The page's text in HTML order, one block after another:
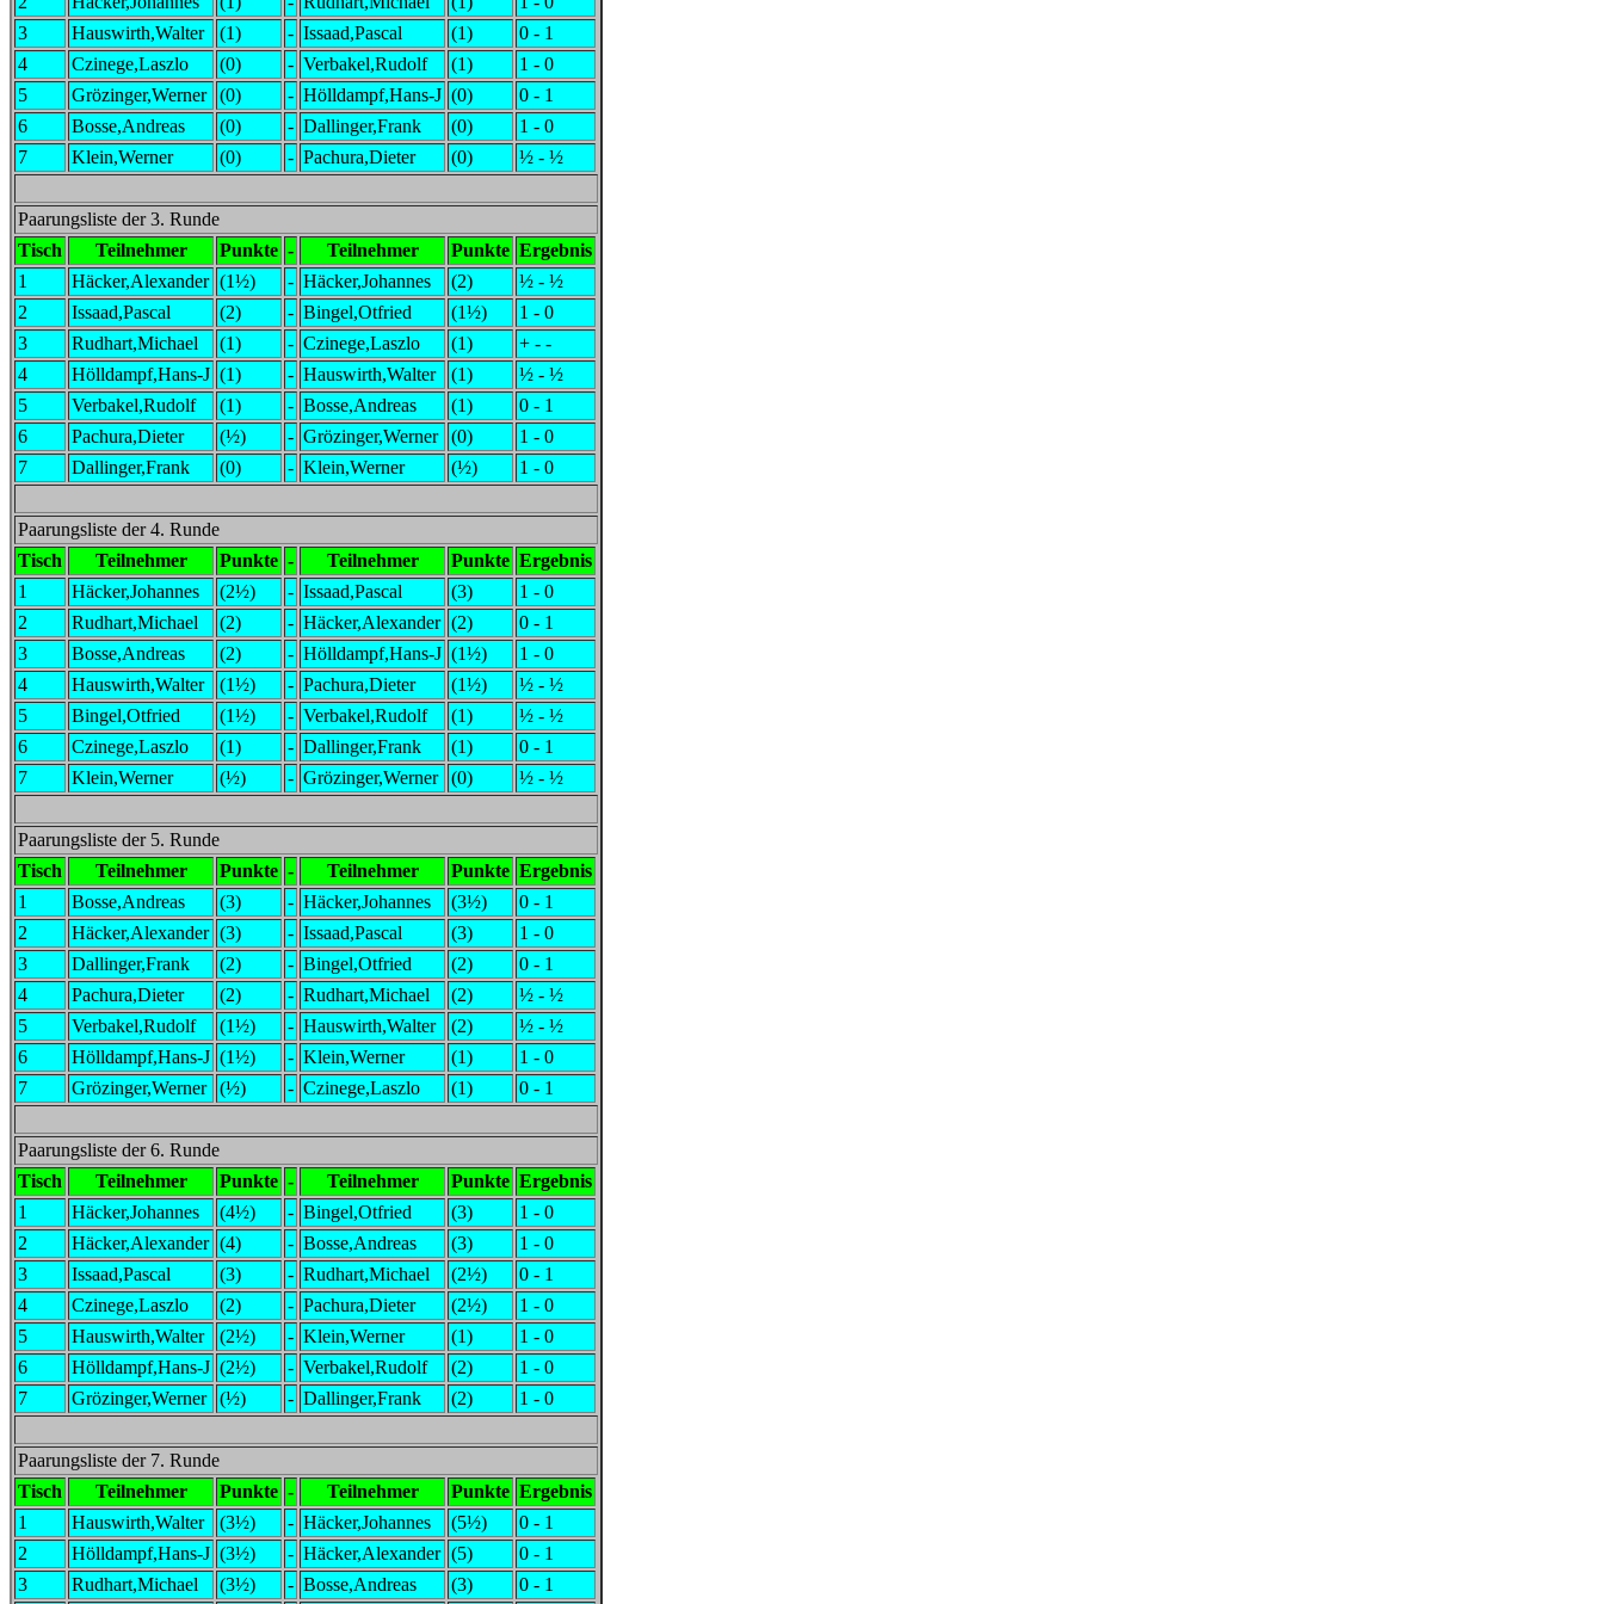
3
Hauswirth,Walter (1) - Issaad,Pascal (1)
0 - 1
4
Czinege,Laszlo (0) - Verbakel,Rudolf (1)
1 - 0
5
Grözinger,Werner (0) - Hölldampf,Hans-J (0)
0 - 1
6
Bosse,Andreas (0) - Dallinger,Frank (0)
1 - 0
7
Klein,Werner (0) - Pachura,Dieter (0) ½ - ½
Paarungsliste der 3. Runde
Tisch
Teilnehmer Punkte - Teilnehmer Punkte Ergebnis
1
Häcker,Alexander (1½) - Häcker,Johannes (2)
½ - ½
2
Issaad,Pascal (2) - Bingel,Otfried (1½)
1 - 0
3
Rudhart,Michael (1) - Czinege,Laszlo (1)
+ - -
4
Hölldampf,Hans-J (1) - Hauswirth,Walter (1)
½ - ½
5
Verbakel,Rudolf (1) - Bosse,Andreas (1)
0 - 1
6
Pachura,Dieter (½) - Grözinger,Werner (0)
1 - 0
7
Dallinger,Frank (0) - Klein,Werner (½) 1 - 0
Paarungsliste der 4. Runde
Tisch
Teilnehmer Punkte - Teilnehmer Punkte Ergebnis
1
Häcker,Johannes (2½) - Issaad,Pascal (3)
1 - 0
2
Rudhart,Michael (2) - Häcker,Alexander (2)
0 - 1
3
Bosse,Andreas (2) - Hölldampf,Hans-J (1½)
1 - 0
4
Hauswirth,Walter (1½) - Pachura,Dieter (1½)
½ - ½
5
Bingel,Otfried (1½) - Verbakel,Rudolf (1)
½ - ½
6
Czinege,Laszlo (1) - Dallinger,Frank (1)
0 - 1
7
Klein,Werner (½) - Grözinger,Werner (0) ½ - ½
Paarungsliste der 5. Runde
Tisch
Teilnehmer Punkte - Teilnehmer Punkte Ergebnis
1
Bosse,Andreas (3) - Häcker,Johannes (3½)
0 - 1
2
Häcker,Alexander (3) - Issaad,Pascal (3)
1 - 0
3
Dallinger,Frank (2) - Bingel,Otfried (2)
0 - 1
4
Pachura,Dieter (2) - Rudhart,Michael (2)
½ - ½
5
Verbakel,Rudolf (1½) - Hauswirth,Walter (2)
½ - ½
6
Hölldampf,Hans-J (1½) - Klein,Werner (1)
1 - 0
7
Grözinger,Werner (½) - Czinege,Laszlo (1) 0 - 1
Paarungsliste der 6. Runde
Tisch
Teilnehmer Punkte - Teilnehmer Punkte Ergebnis
1
Häcker,Johannes (4½) - Bingel,Otfried (3)
1 - 0
2
Häcker,Alexander (4) - Bosse,Andreas (3)
1 - 0
3
Issaad,Pascal (3) - Rudhart,Michael (2½)
0 - 1
4
Czinege,Laszlo (2) - Pachura,Dieter (2½)
1 - 0
5
Hauswirth,Walter (2½) - Klein,Werner (1)
1 - 0
6
Hölldampf,Hans-J (2½) - Verbakel,Rudolf (2)
1 - 0
7
Grözinger,Werner (½) - Dallinger,Frank (2) 1 - 0
Paarungsliste der 7. Runde
Tisch
Teilnehmer Punkte - Teilnehmer Punkte Ergebnis
1
Hauswirth,Walter (3½) - Häcker,Johannes (5½)
0 - 1
2
Hölldampf,Hans-J (3½) - Häcker,Alexander (5)
0 - 1
3
Rudhart,Michael (3½) - Bosse,Andreas (3) 0 - 1